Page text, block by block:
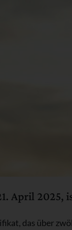
April 2025,
das über